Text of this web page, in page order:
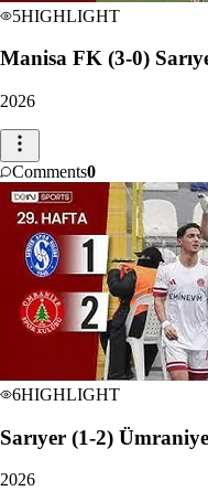
5HIGHLIGHT
Manisa FK (3-0)
2026
Comments0
6HIGHLIGHT
Sarıyer (1-2)
2026